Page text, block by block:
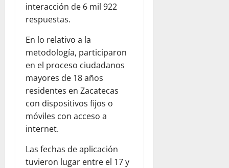
interacción de 6 mil 922
respuestas.
En lo relativo a la
metodología, participaron
en el proceso ciudadanos
mayores de 18 años
residentes en Zacatecas
con dispositivos fijos o
móviles con acceso a
internet.
Las fechas de aplicación
tuvieron lugar entre el 17 y